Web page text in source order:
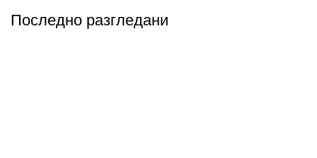
Последно разгледани